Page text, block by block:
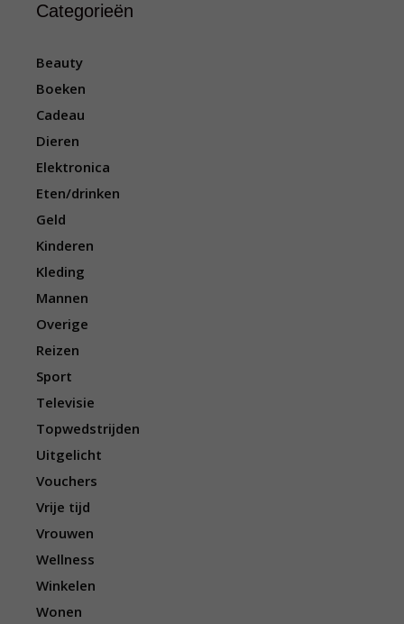
Categorieën
Beauty
Boeken
Cadeau
Dieren
Elektronica
Eten/drinken
Geld
Kinderen
Kleding
Mannen
Overige
Reizen
Sport
Televisie
Topwedstrijden
Uitgelicht
Vouchers
Vrije tijd
Vrouwen
Wellness
Winkelen
Wonen